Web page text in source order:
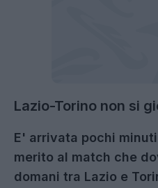
Lazio-Torino non si
E' arrivata pochi
merito al match che
domani tra Lazio e